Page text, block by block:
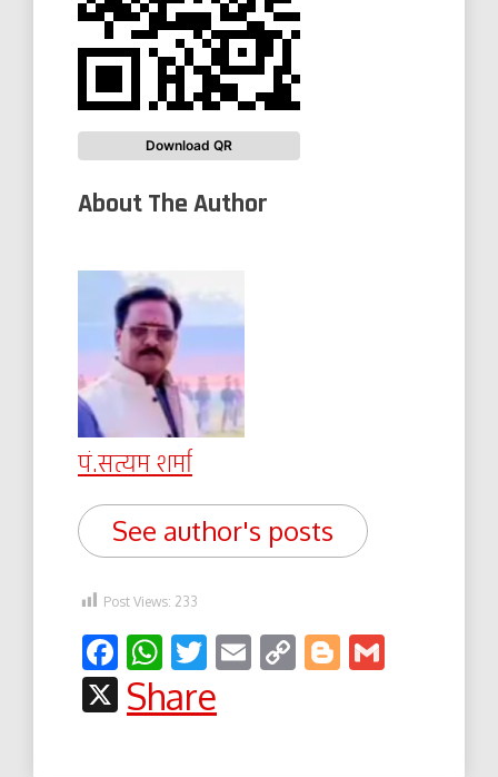
Download QR
About The Author
पं.सत्यम शर्मा
See author's posts
Post Views: 233
Facebook
WhatsApp
Twitter
EmailCopyBlogger
X
Share